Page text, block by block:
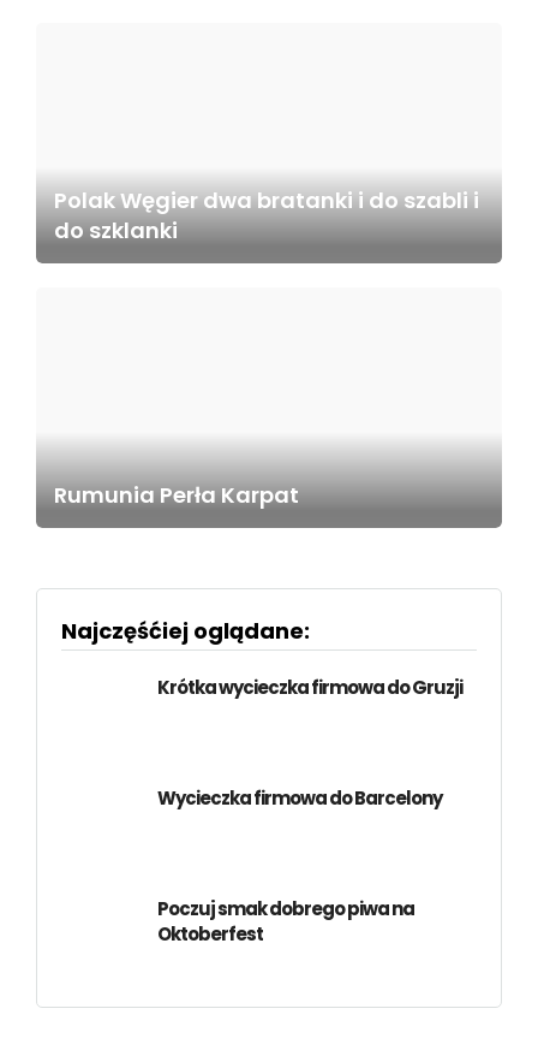
Polak Węgier dwa bratanki i do szabli i
do szklanki
Rumunia Perła Karpat
Najczęśćiej oglądane:
Krótka wycieczka firmowa do Gruzji
Wycieczka firmowa do Barcelony
Poczuj smak dobrego piwa na
Oktoberfest